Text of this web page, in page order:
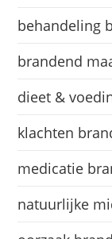
behandeling
brandend
dieet &
klachten
medicatie
natuurlijke